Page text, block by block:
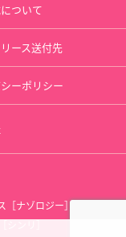
ついて
ース送付先
ーポリシー
［ナゾロジー］